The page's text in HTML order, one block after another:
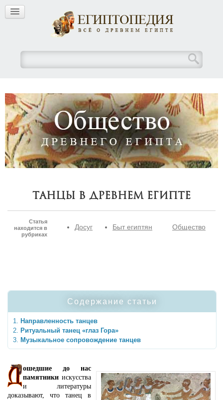
Танцы в Древнем Египте
Статья
находится в
рубриках
Общество
Быт египтян
Досуг
Содержание статьи
Направленность танцев
Ритуальный танец «глаз Гора»
Музыкальное сопровождение танцев
ошедшие до нас
памятники искусства
и литературы
доказывают, что танец в